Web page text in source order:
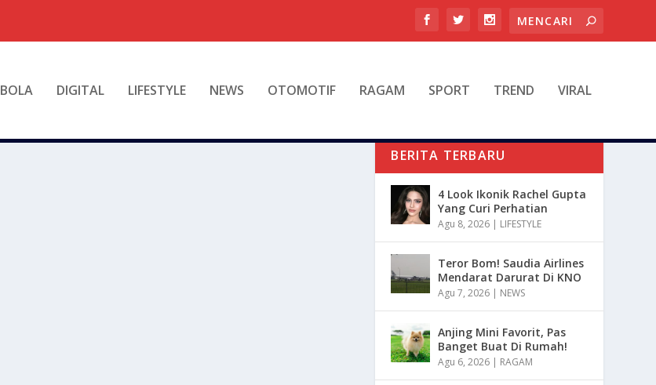
BOLA DIGITAL LIFESTYLE NEWS OTOMOTIF RAGAM SPORT TREND VIRAL
BERITA TERBARU
4 Look Ikonik Rachel Gupta
Yang Curi Perhatian
Agu 8, 2026 | LIFESTYLE
Teror Bom! Saudia Airlines
Mendarat Darurat Di KNO
Agu 7, 2026 | NEWS
Anjing Mini Favorit, Pas
Banget Buat Di Rumah!
Agu 6, 2026 | RAGAM